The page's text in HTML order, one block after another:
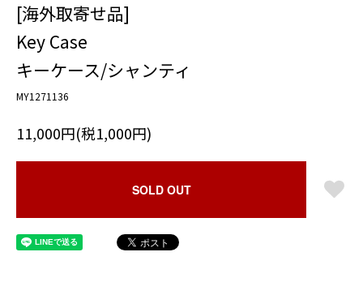
[海外取寄せ品]
Key Case
キーケース/シャンティ
MY1271136
11,000円(税1,000円)
SOLD OUT